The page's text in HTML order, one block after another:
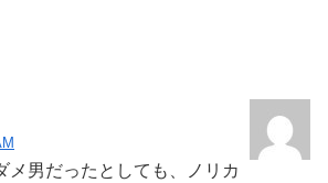
メ男だったとしても、ノリカ